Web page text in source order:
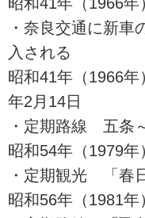
・奈良交通に新車
入される
昭和41年（1966年
年2月14日
・定期路線 五条
昭和54年（1979年
・定期観光 「春
昭和56年（1981年